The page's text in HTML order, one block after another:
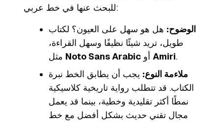
للبحث عنها في خط عربي:
الوضوح: هل هو سهل على العيون؟ لكتاب
طويل، تريد شيئًا نظيفًا وسهل القراءة،
Noto Sans Arabic Amiri.
ملاءمة النوع: يجب أن يطابق الخط نبرة
الكتاب. قد تتطلب رواية تاريخية كلاسيكية
نمطًا أكثر تقليدية وخطية، بينما قد يعمل
مجال تقني حديث بشكل أفضل مع خط